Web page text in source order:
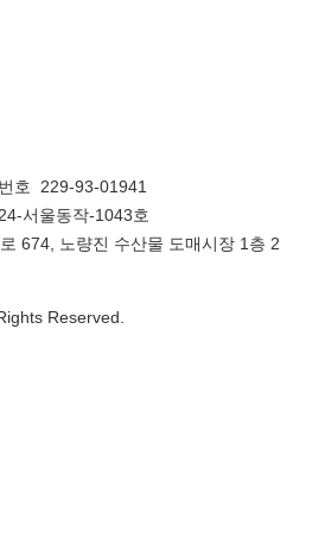
호 229-93-01941
서울동작-1043호
674, 노량진 수산물 도매시장 1층 2
Reserved.